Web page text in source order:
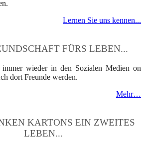
Lernen Sie uns kennen...
FÜRS LEBEN...
wieder in den Sozialen Medien on
dort Freunde werden.
Mehr…
KARTONS EIN ZWEITES
LEBEN...